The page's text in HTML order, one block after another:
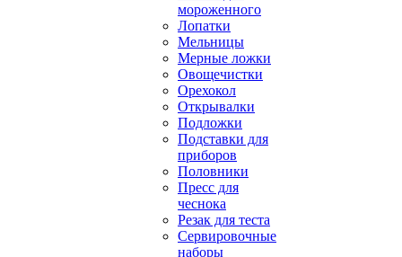
мороженного
Лопатки
Мельницы
Мерные ложки
Овощечистки
Орехокол
Открывалки
Подложки
Подставки для
приборов
Половники
Пресс для
чеснока
Резак для теста
Сервировочные
наборы